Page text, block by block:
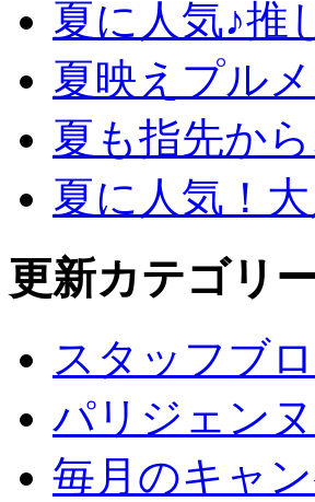
夏に人気♪推
夏映えプル
夏も指先か
夏に人気！
更新カテゴリ
スタッフブ
パリジェン
毎月のキャ